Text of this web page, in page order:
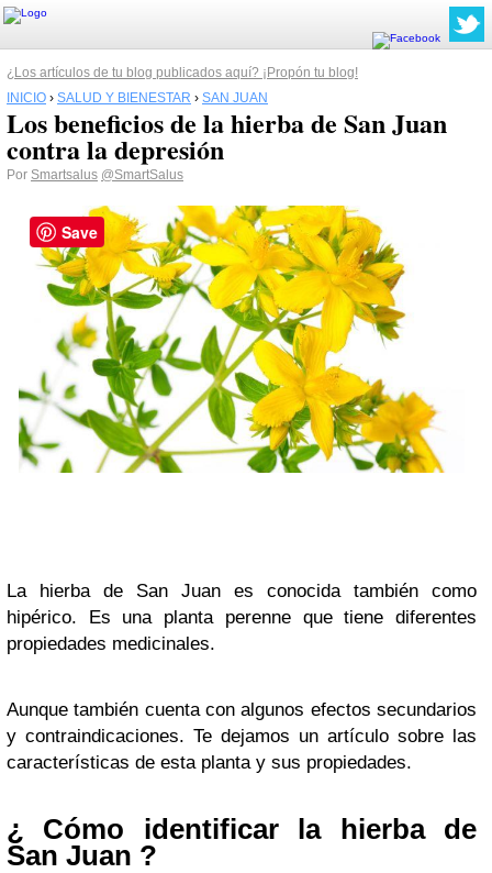
¿Los artículos de tu blog publicados aquí? ¡Propón tu blog!
INICIO › SALUD Y BIENESTAR › SAN JUAN
Los beneficios de la hierba de San Juan
contra la depresión
Por Smartsalus @SmartSalus
La hierba de San Juan es conocida también como
hipérico. Es una planta perenne que tiene diferentes
propiedades medicinales.
Aunque también cuenta con algunos efectos secundarios
y contraindicaciones. Te dejamos un artículo sobre las
características de esta planta y sus propiedades.
¿ Cómo identificar la hierba de
San Juan ?
Save